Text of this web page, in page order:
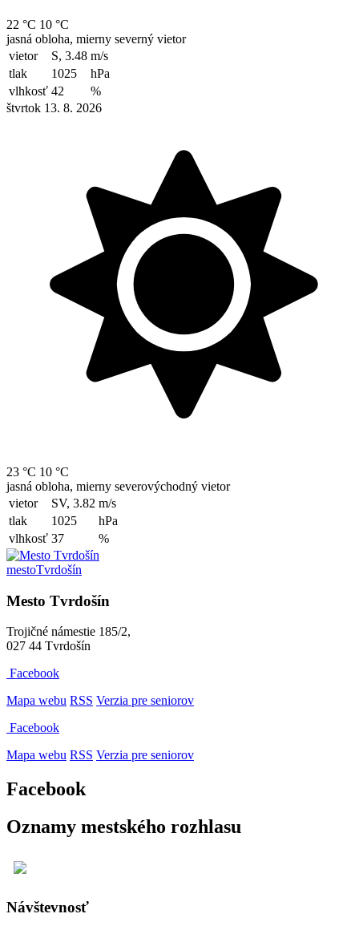
22 °C 10 °C
jasná obloha, mierny severný vietor
vietor
S, 3.48 m/s
tlak
1025
hPa
vlhkosť 42
%
štvrtok 13. 8. 2026
23 °C 10 °C
jasná obloha, mierny severovýchodný vietor
vietor
SV, 3.82 m/s
tlak
1025
hPa
vlhkosť 37 %
mestoTvrdošín
Mesto Tvrdošín
Trojičné námestie 185/2,
027 44 Tvrdošín
Facebook
Mapa webu RSS Verzia pre seniorov
Facebook
Mapa webu RSS Verzia pre seniorov
Facebook
Oznamy mestského rozhlasu
Návštevnosť